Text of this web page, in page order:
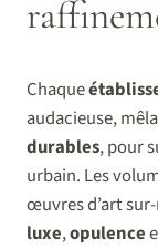
Chaque
audacieuse,
durables, pour
urbain. Les
œuvres d’art
luxe,opulence